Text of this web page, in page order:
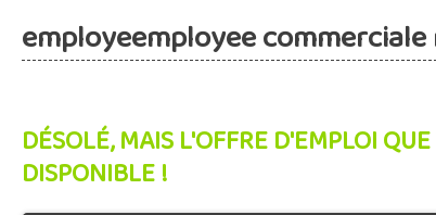
employeemployee
DÉSOLÉ, MAIS L'OFFRE D'EMPLOI
DISPONIBLE !